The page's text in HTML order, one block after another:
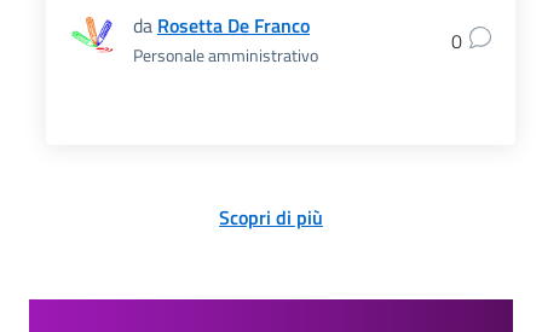
da Rosetta De Franco
Personale amministrativo 0
Scopri di più